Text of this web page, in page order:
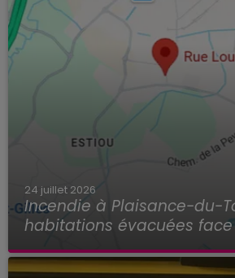
24 juillet 2026
Incendie à Plaisance-du-
habitations évacuées face